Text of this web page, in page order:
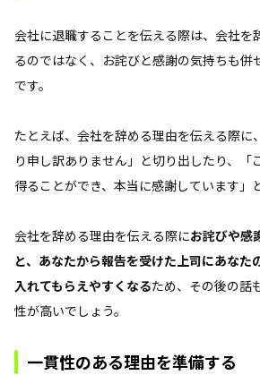
会社に退職することを伝える際は、会社を
るのではなく、お詫びと感謝の気持ちも併
です。
たとえば、会社を辞める理由を伝える際に
り申し訳ありません」と切り出したり、「
得ることができ、本当に感謝しています」
会社を辞める理由を伝える際にお詫びや感
と、あなたから報告を受けた上司にあなた
入れてもらえやすくなるため、その後の話
性が高いでしょう。
一貫性のある理由を準備する